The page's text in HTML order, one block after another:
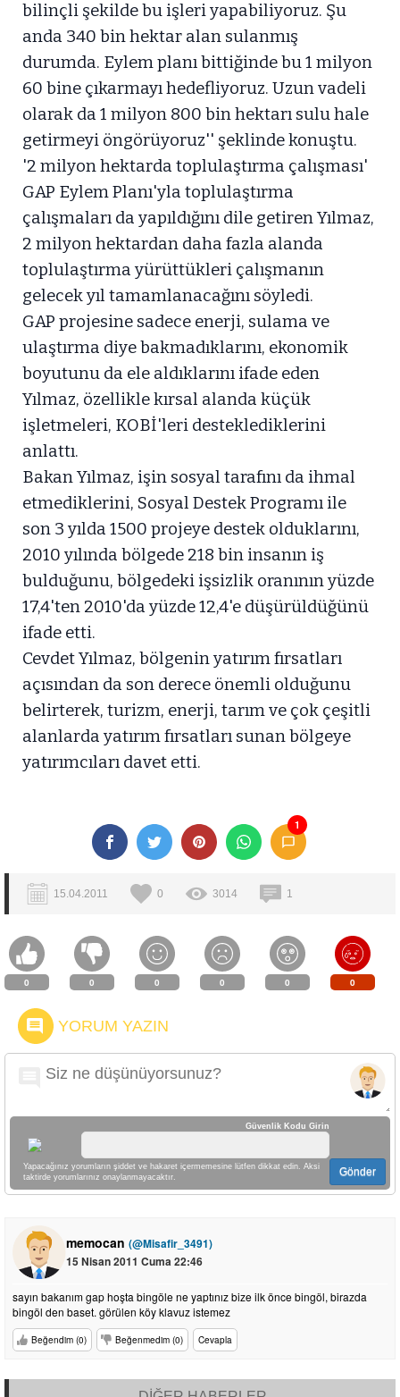
bilinçli şekilde bu işleri yapabiliyoruz. Şu
anda 340 bin hektar alan sulanmış
durumda. Eylem planı bittiğinde bu 1 milyon
60 bine çıkarmayı hedefliyoruz. Uzun vadeli
olarak da 1 milyon 800 bin hektarı sulu hale
getirmeyi öngörüyoruz'' şeklinde konuştu.
'2 milyon hektarda toplulaştırma çalışması'
GAP Eylem Planı'yla toplulaştırma
çalışmaları da yapıldığını dile getiren Yılmaz,
2 milyon hektardan daha fazla alanda
toplulaştırma yürüttükleri çalışmanın
gelecek yıl tamamlanacağını söyledi.
GAP projesine sadece enerji, sulama ve
ulaştırma diye bakmadıklarını, ekonomik
boyutunu da ele aldıklarını ifade eden
Yılmaz, özellikle kırsal alanda küçük
işletmeleri, KOBİ'leri desteklediklerini
anlattı.
Bakan Yılmaz, işin sosyal tarafını da ihmal
etmediklerini, Sosyal Destek Programı ile
son 3 yılda 1500 projeye destek olduklarını,
2010 yılında bölgede 218 bin insanın iş
bulduğunu, bölgedeki işsizlik oranının yüzde
17,4'ten 2010'da yüzde 12,4'e düşürüldüğünü
ifade etti.
Cevdet Yılmaz, bölgenin yatırım fırsatları
açısından da son derece önemli olduğunu
belirterek, turizm, enerji, tarım ve çok çeşitli
alanlarda yatırım fırsatları sunan bölgeye
yatırımcıları davet etti.
1
15.04.2011 0 3014 1
0 0 0 0 0 0
YORUM YAZIN
Güvenlik Kodu Girin
Yapacağınız yorumların şiddet ve hakaret içermemesine lütfen dikkat edin. Aksi
taktirde yorumlarınız onaylanmayacaktır.
Gönder
memocan (@Misafir_3491)
15 Nisan 2011 Cuma 22:46
sayın bakanım gap hoşta bingöle ne yaptınız bize ilk önce bingöl, birazda
bingöl den baset. görülen köy klavuz istemez
Beğendim (0) Beğenmedim (0) Cevapla